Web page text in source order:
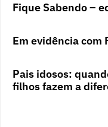
Fique Sabendo –
Em evidência com
Pais idosos:
filhos fazem a